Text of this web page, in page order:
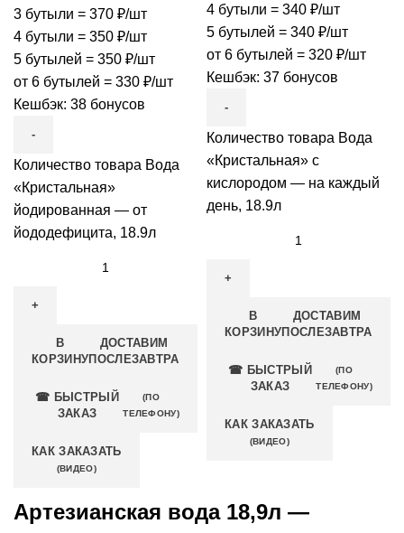
3 бутыли = 370 ₽/шт
4 бутыли = 350 ₽/шт
5 бутылей = 350 ₽/шт
от 6 бутылей = 330 ₽/шт
Кешбэк: 38 бонусов
Количество товара Вода
«Кристальная»
йодированная — от
йододефицита, 18.9л
В
КОРЗИНУ
ДОСТАВИМ
ПОСЛЕЗАВТРА
☎ БЫСТРЫЙ
ЗАКАЗ
(ПО
ТЕЛЕФОНУ)
КАК ЗАКАЗАТЬ
(ВИДЕО)
4 бутыли = 340 ₽/шт
5 бутылей = 340 ₽/шт
от 6 бутылей = 320 ₽/шт
Кешбэк: 37 бонусов
Количество товара Вода
«Кристальная» с
кислородом — на каждый
день, 18.9л
В
КОРЗИНУ
ДОСТАВИМ
ПОСЛЕЗАВТРА
☎ БЫСТРЫЙ
ЗАКАЗ
(ПО
ТЕЛЕФОНУ)
КАК ЗАКАЗАТЬ
(ВИДЕО)
Артезианская вода 18,9л —